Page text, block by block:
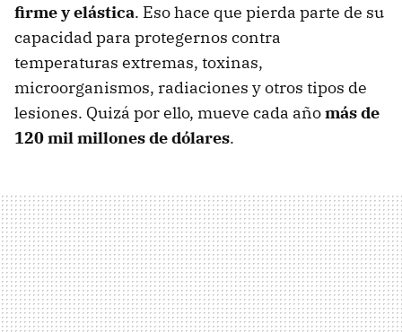
firme y elástica. Eso hace que pierda parte de su
capacidad para protegernos contra
temperaturas extremas, toxinas,
microorganismos, radiaciones y otros tipos de
lesiones. Quizá por ello, mueve cada añomás de
120 mil millones de dólares.